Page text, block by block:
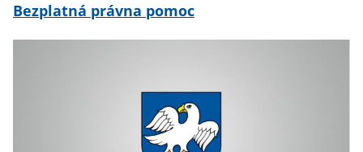
Bezplatná právna pomoc